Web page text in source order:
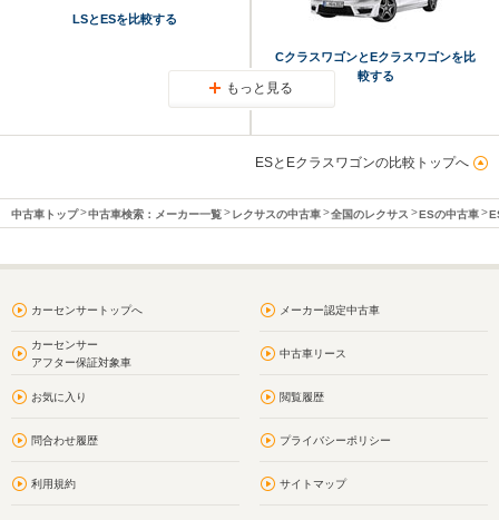
LSとESを比較する
CクラスワゴンとEクラスワゴンを比
較する
もっと見る
ESとEクラスワゴンの比較トップへ
中古車トップ 中古車検索：メーカー一覧 レクサスの中古車 全国のレクサス ESの中古車
カーセンサートップへ メーカー認定中古車
カーセンサー
アフター保証対象車
中古車リース
お気に入り 閲覧履歴
問合わせ履歴 プライバシーポリシー
利用規約 サイトマップ